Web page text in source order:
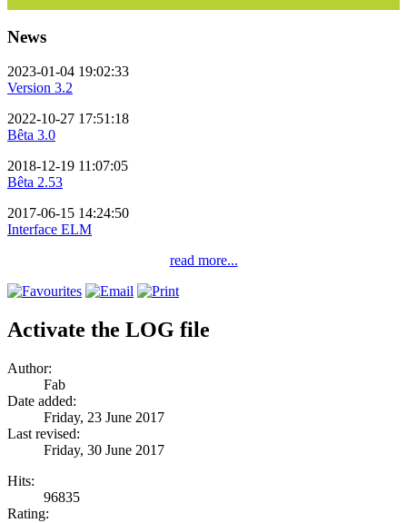
News
2023-01-04 19:02:33
Version 3.2
2022-10-27 17:51:18
Bêta 3.0
2018-12-19 11:07:05
Bêta 2.53
2017-06-15 14:24:50
Interface ELM
read more...
Activate the LOG file
Author:
Fab
Date added:
Friday, 23 June 2017
Last revised:
Friday, 30 June 2017
Hits:
96835
Rating: